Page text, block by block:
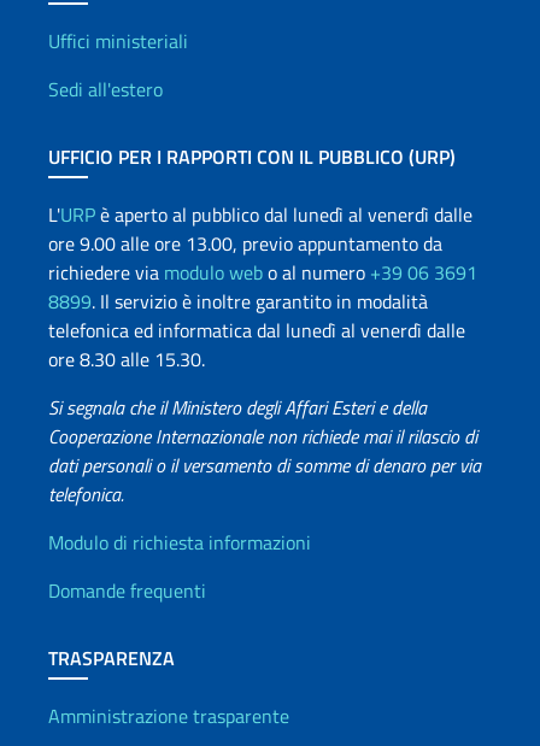
Uffici e Rete diplomatica
Uffici ministeriali
Sedi all'estero
UFFICIO PER I RAPPORTI CON IL PUBBLICO (URP)
L'URPè aperto al pubblico dal lunedì al venerdì dalle
ore 9.00 alle ore 13.00, previo appuntamento da
richiedere via modulo webo al numero +39 06 3691
8899. Il servizio è inoltre garantito in modalità
telefonica ed informatica dal lunedì al venerdì dalle
ore 8.30 alle 15.30.
Si segnala che il Ministero degli Affari Esteri e della
Cooperazione Internazionale non richiede mai il rilascio di
dati personali o il versamento di somme di denaro per via
telefonica.
Info utili
Modulo di richiesta informazioni
Domande frequenti
TRASPARENZA
Amministrazione trasparente